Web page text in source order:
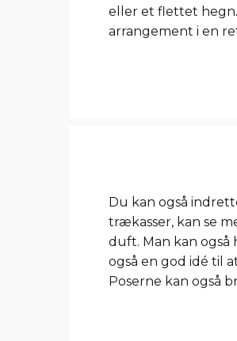
eller et flettet
arrangement i en
Du kan også
trækasser, kan se
duft. Man kan
også en god idé til
Poserne kan også